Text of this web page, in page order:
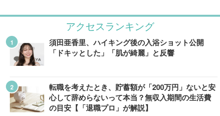
アクセスランキング
須田亜香里、ハイキング後の入浴ショット公開
「ドキッとした」「肌が綺麗」と反響
転職を考えたとき、貯蓄額が「200万円」ないと安
心して辞めらないって本当？無収入期間の生活費
の目安【「退職プロ」が解説】